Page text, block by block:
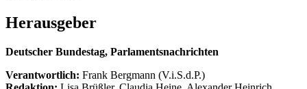
Herausgeber
Deutscher Bundestag, Parlamentsnachrichten
Verantwortlich: Frank Bergmann (V.i.S.d.P.)